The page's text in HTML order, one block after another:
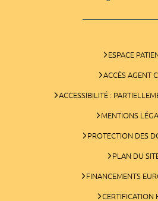
ESPACE
ACCÈS AGENT
ACCESSIBILITÉ :
MENTIONS
PROTECTION DES
PLAN DU
FINANCEMENTS
CERTIFICATION